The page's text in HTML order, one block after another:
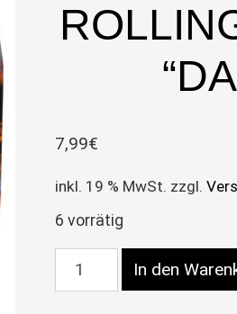
7,99€
inkl. 19 % MwSt. zzgl.
6 vorrätig
Dreh-Tablett – Rolling
In den